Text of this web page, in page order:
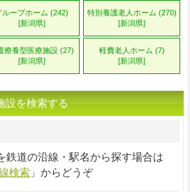
ループホーム (242)
[新潟県]
特別養護老人ホーム (270)
[新潟県]
療養型医療施設 (27)
[新潟県]
軽費老人ホーム (7)
[新潟県]
設を検索する
鉄道の沿線・駅名から探す場合は
検索」からどうぞ